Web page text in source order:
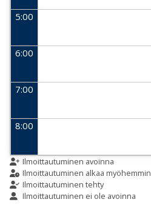
5:00
6:00
7:00
8:00
9:00
10:00
Ilmoittautuminen avoinna
Ilmoittautuminen alkaa myöhemmin
Ilmoittautuminen tehty
Ilmoittautuminen ei ole avoinna